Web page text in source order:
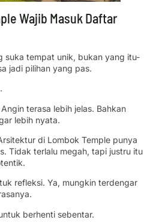
Wajib Masuk Daftar
suka tempat unik, bukan yang itu-
jadi pilihan yang pas.
terasa lebih jelas. Bahkan
lebih nyata.
di Lombok Temple punya
Tidak terlalu megah, tapi justru itu
refleksi. Ya, mungkin terdengar
berhenti sebentar.